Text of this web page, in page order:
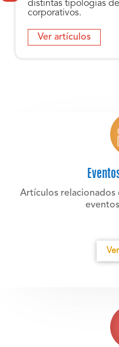
distintas tipologías
corporativos.
Ver artículos
Artículos relacionados